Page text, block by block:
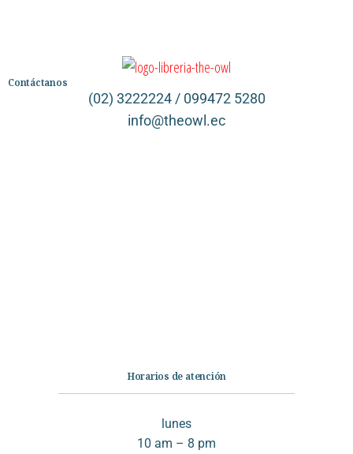
Contáctanos
(02) 3222224 / 099472 5280
info@theowl.ec
Horarios de atención
lunes
10 am – 8 pm